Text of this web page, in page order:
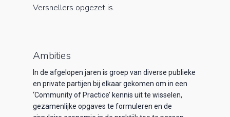
Versnellers opgezet is.
Ambities
In de afgelopen jaren is groep van diverse publieke
en private partijen bij elkaar gekomen om in een
‘Community of Practice’ kennis uit te wisselen,
gezamenlijke opgaves te formuleren en de